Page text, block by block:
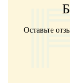
Оставьте